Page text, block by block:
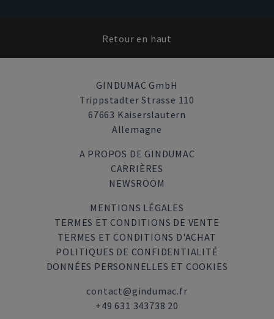
Retour en haut
GINDUMAC GmbH
Trippstadter Strasse 110
67663 Kaiserslautern
Allemagne
A PROPOS DE GINDUMAC
CARRIÈRES
NEWSROOM
MENTIONS LÉGALES
TERMES ET CONDITIONS DE VENTE
TERMES ET CONDITIONS D'ACHAT
POLITIQUES DE CONFIDENTIALITÉ
DONNÉES PERSONNELLES ET COOKIES
contact@gindumac.fr
+49 631 343738 20